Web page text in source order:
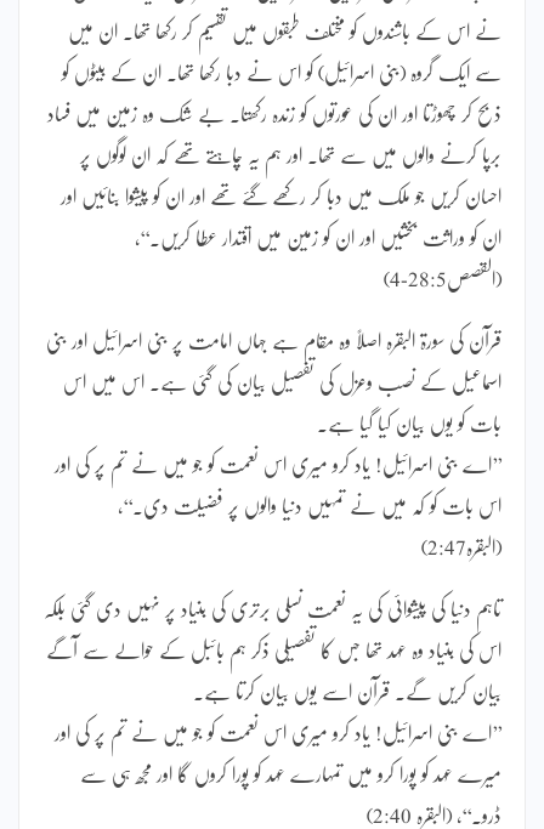
نے اس کے باشندوں کو مختلف طبقوں میں تقسیم کر رکھا تھا۔ ان میں
سے ایک گروہ (بنی اسرائیل) کو اس نے دبا رکھا تھا۔ ان کے بیٹوں کو
ذبح کر چھوڑتا اور ان کی عورتوں کو زندہ رکھتا۔ بے شک وہ زمین میں فساد
برپا کرنے والوں میں سے تھا۔ اور ہم یہ چاہتے تھے کہ ان لوگوں پر
احسان کریں جو ملک میں دبا کر رکھے گئے تھے اور ان کو پیشوا بنائیں اور
ان کو وراثت بخشیں اور ان کو زمین میں اقتدار عطا کریں۔‘‘،
(القصص28:5-4)
قرآن کی سورۃ البقرہ اصلاً وہ مقام ہے جہاں امامت پر بنی اسرائیل اور بنی
اسماعیل کے نصب وعزل کی تفصیل بیان کی گئی ہے۔ اس میں اس
بات کو یوں بیان کیا گیا ہے۔
’’اے بنی اسرائیل! یاد کرو میری اس نعمت کو جو میں نے تم پر کی اور
اس بات کو کہ میں نے تمہیں دنیا والوں پر فضیلت دی۔‘‘،
(البقرہ2:47)
تاہم دنیا کی پیشوائی کی یہ نعمت نسلی برتری کی بنیاد پر نہیں دی گئی بلکہ
اس کی بنیاد وہ عہد تھا جس کا تفصیلی ذکر ہم بائبل کے حوالے سے آگے
بیان کریں گے۔ قرآن اسے یوں بیان کرتا ہے۔
’’اے بنی اسرائیل! یاد کرو میری اس نعمت کو جو میں نے تم پر کی اور
میرے عہد کو پورا کرو میں تمہارے عہد کو پورا کروں گا اور مجھ ہی سے
ڈرو۔‘‘، (البقرہ 2:40)